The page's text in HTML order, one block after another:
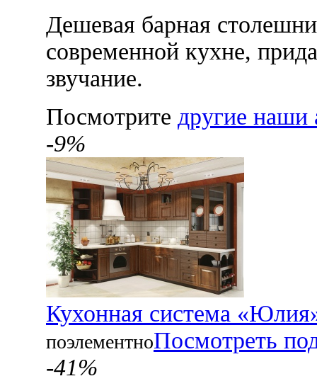
Дешевая барная
современной кухне,
звучание.
Посмотрите другие наши
-9%
Кухонная система
поэлементноПосмотреть
-41%